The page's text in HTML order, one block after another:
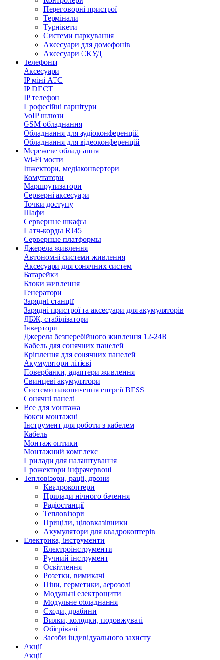
Переговорні пристрої
Термінали
Турнікети
Системи паркування
Аксесуари для домофонів
Аксесуари СКУД
Телефонія
Аксесуари
IP міні АТС
IP DECT
IP телефон
Професійні гарнітури
VoIP шлюзи
GSM обладнання
Обладнання для аудіоконференцій
Обладнання для відеоконференцій
Мережеве обладнання
Wi-Fi мости
Інжектори, медіаконвертори
Комутатори
Маршрутизатори
Серверні аксесуари
Точки доступу
Шафи
Серверные шкафы
Патч-корды RJ45
Серверные платформы
Джерела живлення
Автономні системи живлення
Аксесуари для сонячних систем
Батарейки
Блоки живлення
Генератори
Зарядні станції
Зарядні пристрої та аксесуари для акумуляторів
ДБЖ, стабілізатори
Інвертори
Джерела безперебійного живлення 12-24В
Кабель для сонячних панелей
Кріплення для сонячних панелей
Акумулятори літієві
Повербанки, адаптери живлення
Свинцеві акумулятори
Системи накопичення енергії BESS
Сонячні панелі
Все для монтажа
Бокси монтажні
Інструмент для роботи з кабелем
Кабель
Монтаж оптики
Монтажний комплекс
Прилади для налаштування
Прожектори інфрачервоні
Тепловізори, раціі, дрони
Квадрокоптери
Прилади нічного бачення
Радіостанції
Тепловізори
Приціли, ціловказівники
Акумулятори для квадрокоптерів
Електрика, інструменти
Електроінструменти
Ручний інструмент
Освітлення
Розетки, вимикачі
Піни, герметики, аерозолі
Модульні електрощити
Модульне обладнання
Сходи, драбини
Вилки, колодки, подовжувачі
Обігрівачі
Засоби індивідуального захисту
Акції
Акції